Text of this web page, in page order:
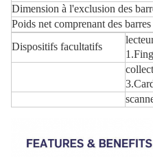
Dimension à l'exclusion des
Poids net comprenant des barres
Dispositifs facultatifs